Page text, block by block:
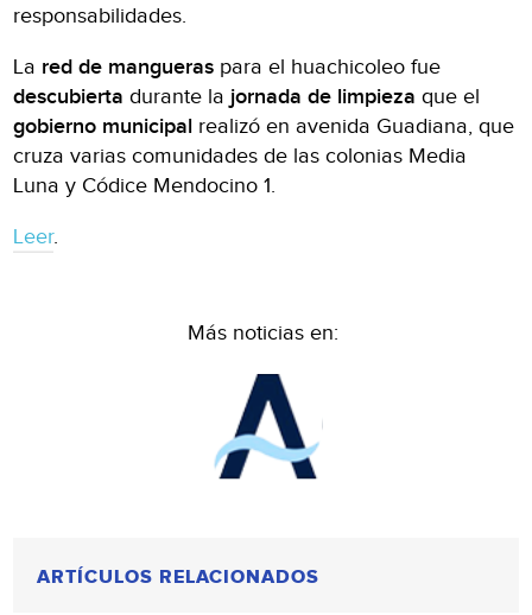
responsabilidades.
La red de mangueras para el huachicoleo fue
descubierta durante la jornada de limpieza que el
gobierno municipal realizó en avenida Guadiana, que
cruza varias comunidades de las colonias Media
Luna y Códice Mendocino 1.
Leer.
Más noticias en:
ARTÍCULOS RELACIONADOS